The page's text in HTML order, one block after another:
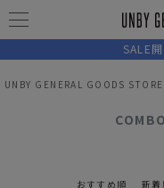
SALE
UNBY GENERAL GOODS STORE
おすすめ順 新着